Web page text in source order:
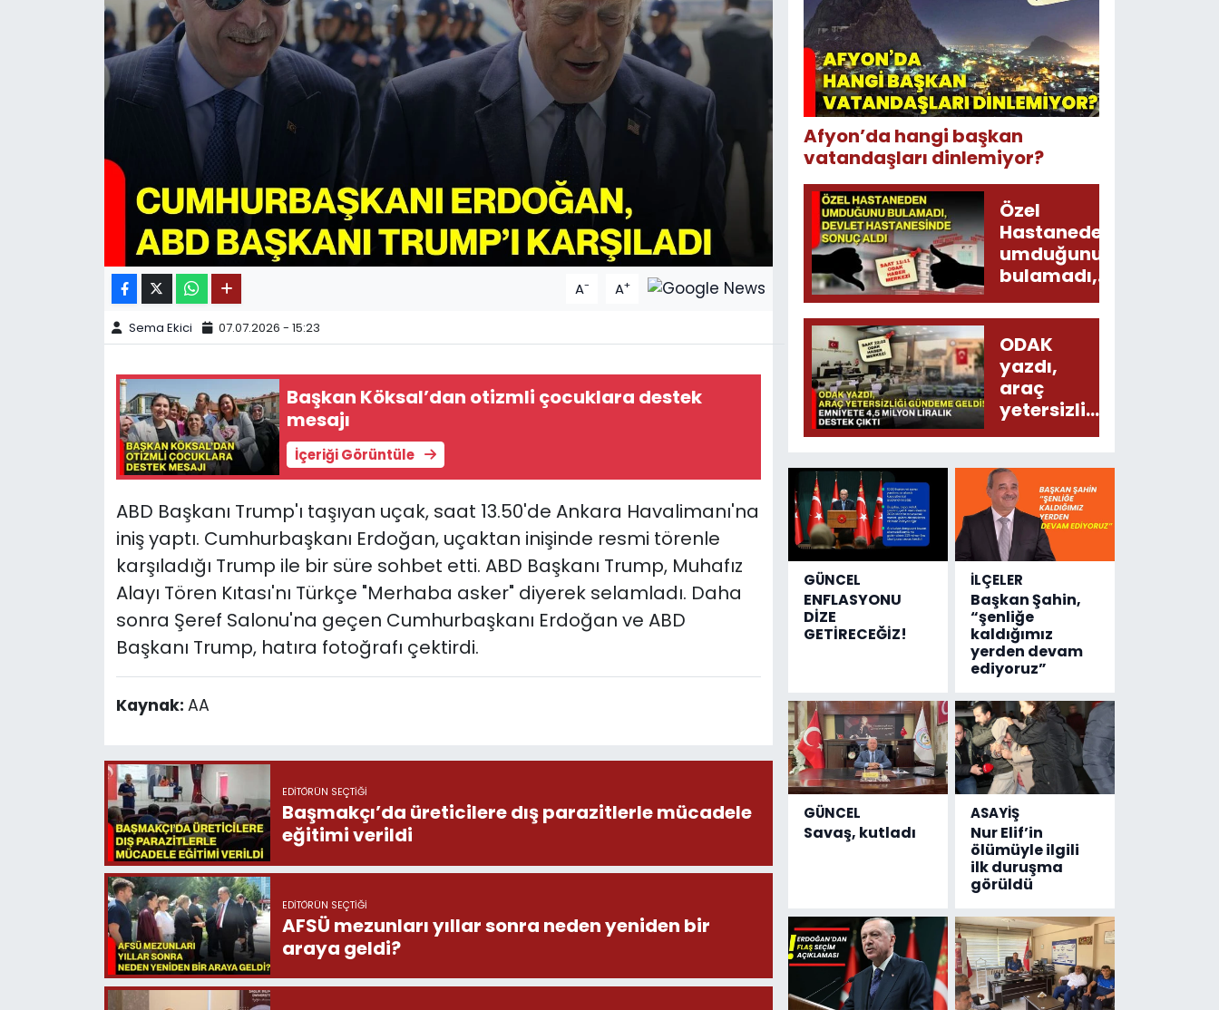
A- A+
Sema Ekici 07.07.2026 - 15:23
Başkan Köksal’dan otizmli çocuklara destek
mesajı
İçeriği Görüntüle
ABD Başkanı Trump'ı taşıyan uçak, saat 13.50'de Ankara Havalimanı'na
iniş yaptı. Cumhurbaşkanı Erdoğan, uçaktan inişinde resmi törenle
karşıladığı Trump ile bir süre sohbet etti. ABD Başkanı Trump, Muhafız
Alayı Tören Kıtası'nı Türkçe "Merhaba asker" diyerek selamladı. Daha
sonra Şeref Salonu'na geçen Cumhurbaşkanı Erdoğan ve ABD
Başkanı Trump, hatıra fotoğrafı çektirdi.
Kaynak: AA
EDITÖRÜN SEÇTIĞI
Başmakçı’da üreticilere dış parazitlerle mücadele
eğitimi verildi
EDITÖRÜN SEÇTIĞI
AFSÜ mezunları yıllar sonra neden yeniden bir
araya geldi?
Afyon’da hangi başkan
vatandaşları dinlemiyor?
Özel
Hastaneden
umduğunu
bulamadı,
Devlet
Hastanesinde
sonuç aldı
ODAK
yazdı,
araç
yetersizliği
gündeme
Emniyete
4,5 milyon
liralık
destek
çıktı
GÜNCEL
ENFLASYONU
DİZE
GETİRECEĞİZ!
İLÇELER
Başkan Şahin,
“şenliğe
kaldığımız
yerden devam
ediyoruz”
GÜNCEL
Savaş, kutladı
ASAYİŞ
Nur Elif’in
ölümüyle ilgili
ilk duruşma
görüldü
11:11 MANŞET